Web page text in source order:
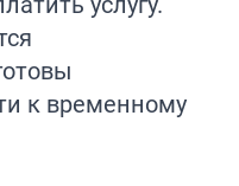
к временному